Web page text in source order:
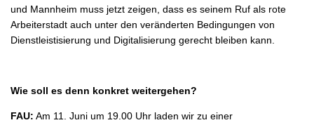
und Mannheim muss jetzt zeigen, dass es seinem Ruf als rote
Arbeiterstadt auch unter den veränderten Bedingungen von
Dienstleistisierung und Digitalisierung gerecht bleiben kann.
Wie soll es denn konkret weitergehen?
FAU: Am 11. Juni um 19.00 Uhr laden wir zu einer